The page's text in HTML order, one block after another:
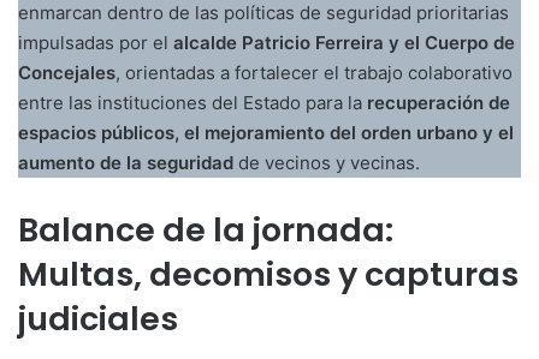
enmarcan dentro de las políticas de seguridad prioritarias
impulsadas por el alcalde Patricio Ferreira y el Cuerpo de
Concejales, orientadas a fortalecer el trabajo colaborativo
entre las instituciones del Estado para la recuperación de
espacios públicos, el mejoramiento del orden urbano y el
aumento de la seguridad de vecinos y vecinas.
Balance de la jornada:
Multas, decomisos y capturas
judiciales